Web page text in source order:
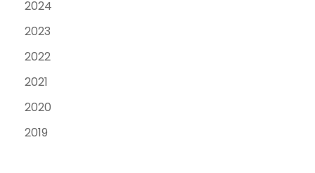
2024
2023
2022
2021
2020
2019